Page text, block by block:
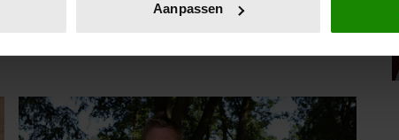
of intrekken in de Cookieverklaring.
en advertenties te personaliseren, om functies voor social
Ook delen we informatie over uw gebruik van onze site met
Deze partners kunnen deze gegevens combineren met
op basis van uw gebruik van hun services. U gaat
Aanpassen